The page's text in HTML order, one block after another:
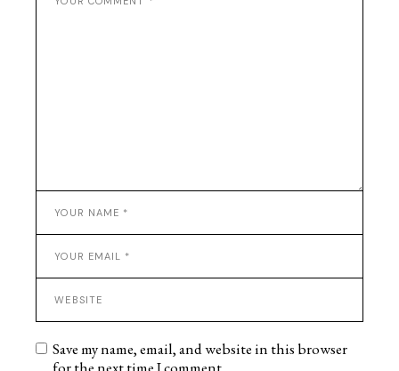
Save my name, email, and website in this browser